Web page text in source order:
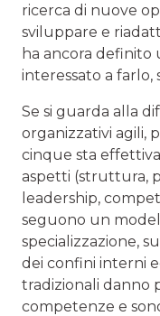
ricerca di nuove
sviluppare e
ha ancora definito
interessato a farlo,
Se si guarda alla
organizzativi agili,
cinque sta
aspetti (struttura,
leadership,
seguono un
specializzazione,
dei confini interni
tradizionali danno
competenze e